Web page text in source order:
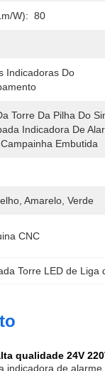
w): 80
Indicadoras Do
Torre Da Pilha Do
Indicadora De
Embutida
Amarelo, Verde
CNC
Torre LED de Liga
qualidade 24V
indicadora de